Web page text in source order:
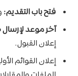
فتح باب التقديم:
آخر موعد
إعلان القبول.
إعلان القوائم